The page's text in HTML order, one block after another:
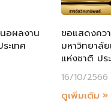
อผลงาน
ะเทศ
ขอแสดงคว
มหาวิทยาลั
แห่งชาติ ปร
16/10/2566
ดูเพิ่มเติม »